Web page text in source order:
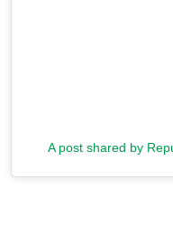
A post shared by